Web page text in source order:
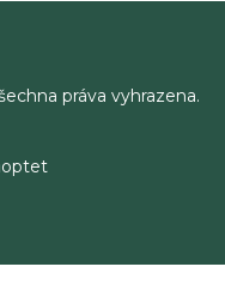
práva vyhrazena.